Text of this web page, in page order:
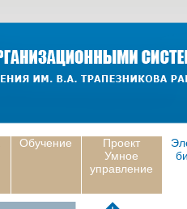
Обучение
Проект
Умное
управление